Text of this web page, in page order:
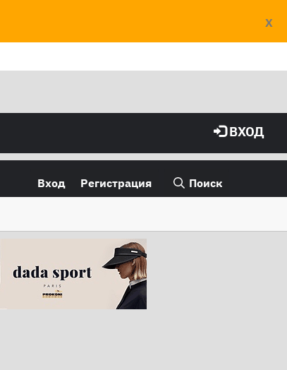
X
ВХОД
Вход Регистрация Поиск